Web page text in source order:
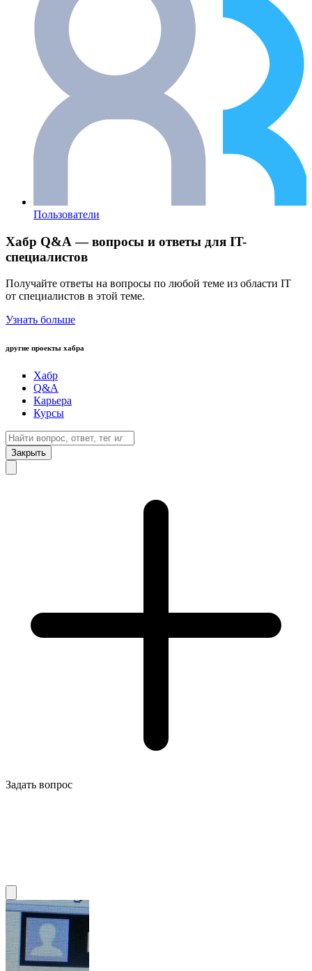
Пользователи
Хабр Q&A — вопросы и ответы для IT-
специалистов
Получайте ответы на вопросы по любой теме из области IT
от специалистов в этой теме.
Узнать больше
другие проекты хабра
Хабр
Q&A
Карьера
Курсы
Закрыть
Задать вопрос